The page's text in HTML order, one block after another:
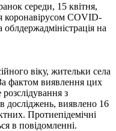
середи, 15 квітня,
коронавірусом COVID-
на
віку, жительки села
фактом виявлення цих
з
досліджень, виявлено 16
Протиепідемічні
в повідомленні.